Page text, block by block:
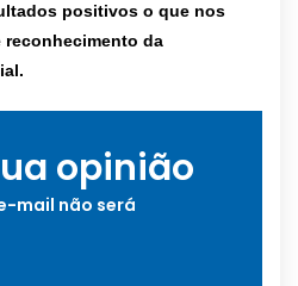
positivos o que nos
da
opinião
mail não será